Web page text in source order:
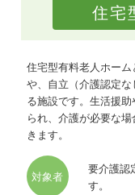
住宅
住宅型有料老人ホー
や、自立（介護認定
る施設です。生活援
られ、介護が必要な
きます。
対象者
要介護認
す。